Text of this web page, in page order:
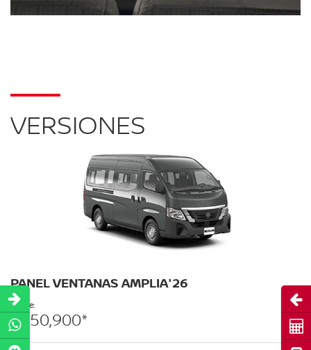
VERSIONES
PANEL VENTANAS AMPLIA'26
Desde:
$550,900*